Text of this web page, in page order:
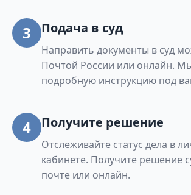
3 Подача в суд
Направить документы в суд
Почтой России или онлайн.
подробную инструкцию под
4 Получите решение
Отслеживайте статус дела в
кабинете. Получите решение
почте или онлайн.